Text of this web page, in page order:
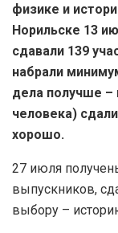
физике и
Норильске 13
сдавали 139
набрали
дела получше –
человека)
хорошо.
27 июля
выпускников,
выбору –